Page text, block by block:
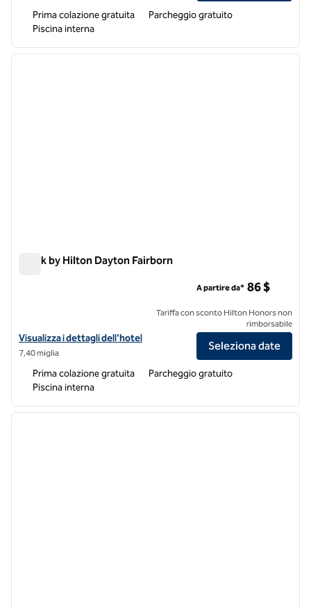
Prima colazione gratuita
Parcheggio gratuito
Piscina interna
1 di 10
Spark by Hilton Dayton Fairborn
Visualizza i dettagli dell'hotel Spark by Hilton Dayton Fairborn
Visualizza i dettagli dell'hotel
7,40 miglia
A partire da* 86 $
Tariffa con sconto Hilton Honors non
rimborsabile
Seleziona date
Prima colazione gratuita
Parcheggio gratuito
Piscina interna
1 di 12